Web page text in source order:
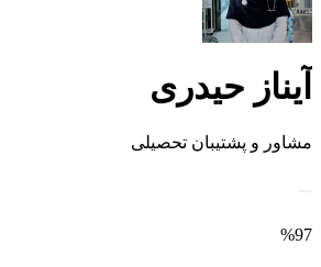
آیناز حیدری
مشاور و پشتیبان تحصیلی
%97